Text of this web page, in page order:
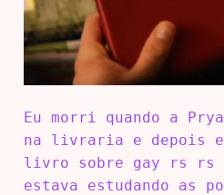
Eu morri quando a
na livraria e depois
livro sobre gay rs rs
estava estudando as